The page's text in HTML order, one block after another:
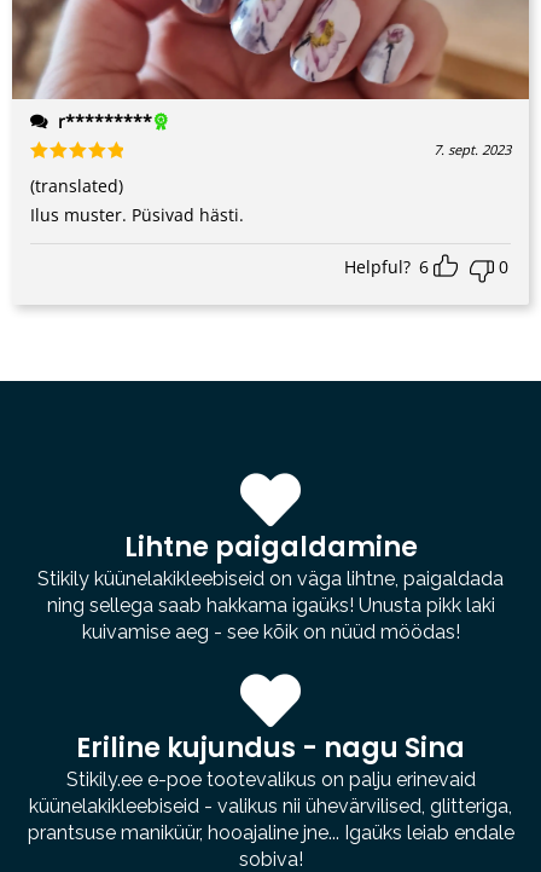
r*********
Hinnanguga
5/ 5
7. sept. 2023
(translated)
Ilus muster. Püsivad hästi.
Helpful? 6 0
Lihtne paigaldamine
Stikily küünelakikleebiseid on väga lihtne, paigaldada
ning sellega saab hakkama igaüks! Unusta pikk laki
kuivamise aeg - see kõik on nüüd möödas!
Eriline kujundus - nagu Sina
Stikily.ee e-poe tootevalikus on palju erinevaid
küünelakikleebiseid - valikus nii ühevärvilised, glitteriga,
prantsuse maniküür, hooajaline jne... Igaüks leiab endale
sobiva!